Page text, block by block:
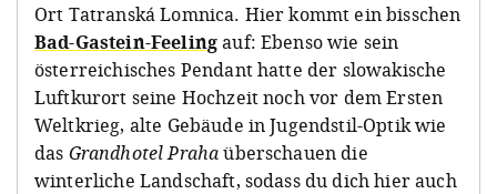
Ort Tatranská Lomnica. Hier kommt ein bisschen
Bad-Gastein-Feelingauf: Ebenso wie sein
österreichisches Pendant hatte der slowakische
Luftkurort seine Hochzeit noch vor dem Ersten
Weltkrieg, alte Gebäude in Jugendstil-Optik wie
das Grandhotel Prahaüberschauen die
winterliche Landschaft, sodass du dich hier auch